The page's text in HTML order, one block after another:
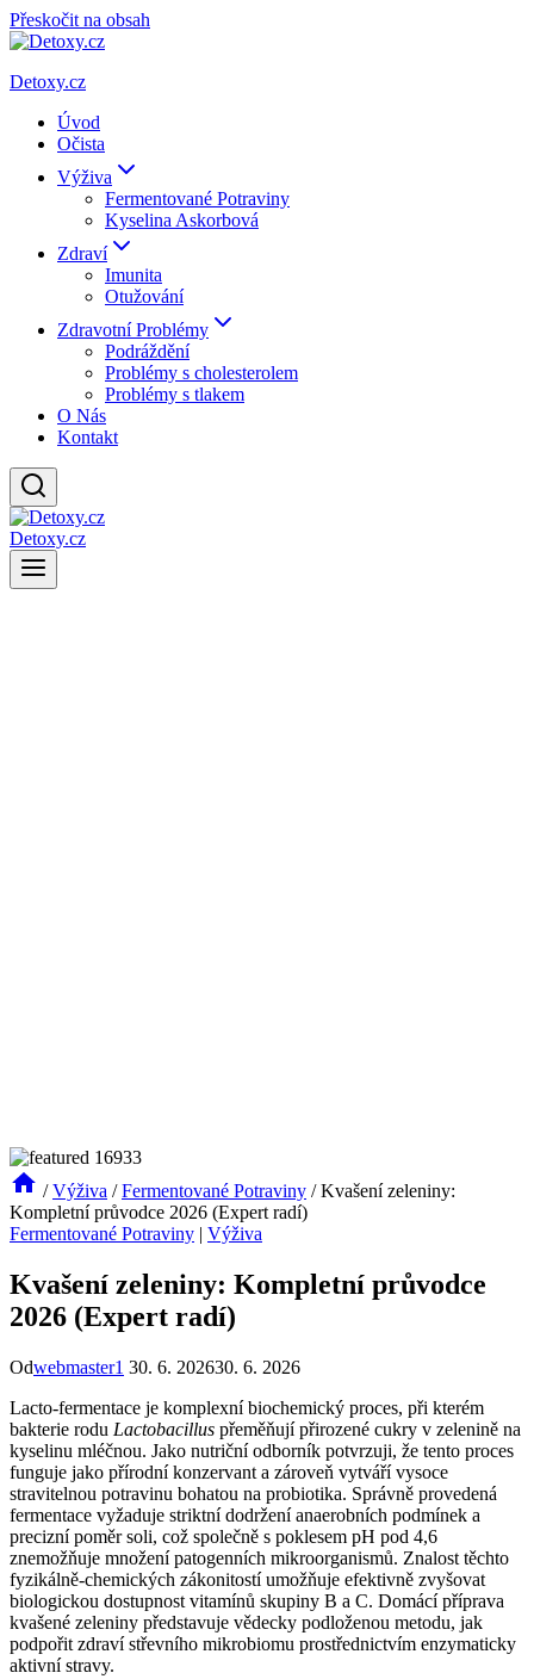
Přeskočit na obsah
Detoxy.cz
Úvod
Očista
Výživa
Fermentované Potraviny
Kyselina Askorbová
Zdraví
Imunita
Otužování
Zdravotní Problémy
Podráždění
Problémy s cholesterolem
Problémy s tlakem
O Nás
Kontakt
Detoxy.cz
/ Výživa / Fermentované Potraviny / Kvašení zeleniny:
Kompletní průvodce 2026 (Expert radí)
Fermentované Potraviny | Výživa
Kvašení zeleniny: Kompletní průvodce
2026 (Expert radí)
Odwebmaster1 30. 6. 202630. 6. 2026
Lacto-fermentace je komplexní biochemický proces, při kterém
bakterie rodu Lactobacillus přeměňují přirozené cukry v zelenině na
kyselinu mléčnou. Jako nutriční odborník potvrzuji, že tento proces
funguje jako přírodní konzervant a zároveň vytváří vysoce
stravitelnou potravinu bohatou na probiotika. Správně provedená
fermentace vyžaduje striktní dodržení anaerobních podmínek a
precizní poměr soli, což společně s poklesem pH pod 4,6
znemožňuje množení patogenních mikroorganismů. Znalost těchto
fyzikálně-chemických zákonitostí umožňuje efektivně zvyšovat
biologickou dostupnost vitamínů skupiny B a C. Domácí příprava
kvašené zeleniny představuje vědecky podloženou metodu, jak
podpořit zdraví střevního mikrobiomu prostřednictvím enzymaticky
aktivní stravy.